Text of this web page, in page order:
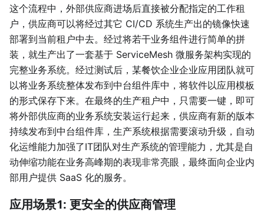
这个流程中，外部供应商进场后直接被分配指定的工作租
户，供应商可以将经过其它 CI/CD 系统生产出的镜像快速
部署到当前租户中去。经过将若干业务组件进行简单的拼
装，就生产出了一套基于 ServiceMesh 微服务架构实现的
完整业务系统。经过测试后，某餐饮企业企业应用团队就可
以将业务系统整体发布到中台组件库中，将软件以应用模板
的形式保存下来。在最终的生产租户中，只需要一键，即可
将外部供应商的业务系统安装运行起来，供应商有新的版本
持续发布到中台组件库，生产系统根据需要滚动升级，自动
化运维能力加强了IT团队对生产系统的管理能力，尤其是自
动伸缩功能在业务高峰期的表现非常亮眼，最终面向企业内
部用户提供 SaaS 化的服务。
应用场景1: 更安全的供应商管理